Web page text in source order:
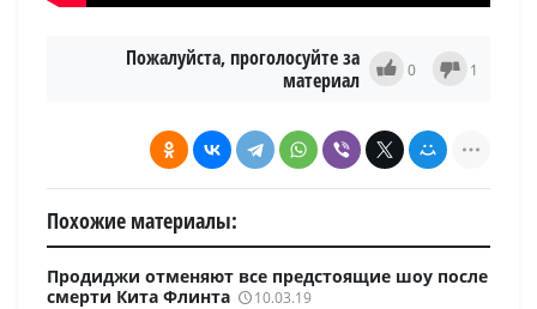
Пожалуйста, проголосуйте за
материал
0 1
Похожие материалы:
Продиджи отменяют все предстоящие шоу после
смерти Кита Флинта
10.03.19